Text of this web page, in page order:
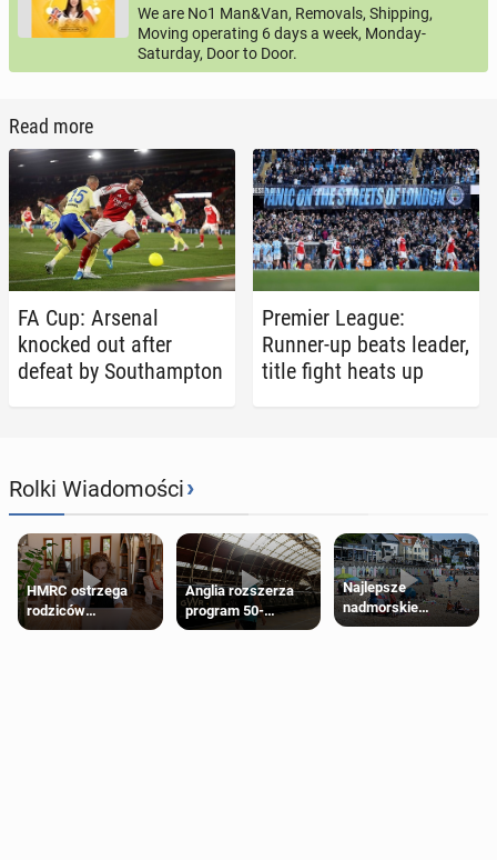
We are No1 Man&Van, Removals, Shipping,
Moving operating 6 days a week, Monday-
Saturday, Door to Door.
Read more
FA Cup: Arsenal
knocked out after
defeat by Southamp­ton
Premier League:
Runner-up beats leader,
title fight heats up
Rolki Wiadomości›
HMRC ostrzega
rodziców
pobierających Child
Anglia rozszerza
program 50-
procentowych
Najlepsze
nadmorskie
miasteczko blisko